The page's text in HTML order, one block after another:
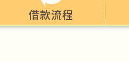
借款流程